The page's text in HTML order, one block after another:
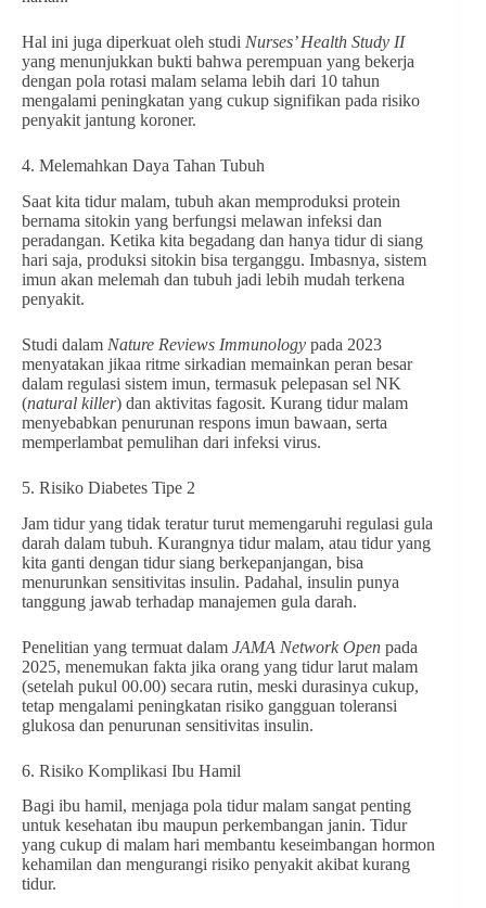
Hal ini juga diperkuat oleh studi Nurses’ Health Study II
yang menunjukkan bukti bahwa perempuan yang bekerja
dengan pola rotasi malam selama lebih dari 10 tahun
mengalami peningkatan yang cukup signifikan pada risiko
penyakit jantung koroner.
4. Melemahkan Daya Tahan Tubuh
Saat kita tidur malam, tubuh akan memproduksi protein
bernama sitokin yang berfungsi melawan infeksi dan
peradangan. Ketika kita begadang dan hanya tidur di siang
hari saja, produksi sitokin bisa terganggu. Imbasnya, sistem
imun akan melemah dan tubuh jadi lebih mudah terkena
penyakit.
Studi dalam Nature Reviews Immunology pada 2023
menyatakan jikaa ritme sirkadian memainkan peran besar
dalam regulasi sistem imun, termasuk pelepasan sel NK
(natural killer) dan aktivitas fagosit. Kurang tidur malam
menyebabkan penurunan respons imun bawaan, serta
memperlambat pemulihan dari infeksi virus.
5. Risiko Diabetes Tipe 2
Jam tidur yang tidak teratur turut memengaruhi regulasi gula
darah dalam tubuh. Kurangnya tidur malam, atau tidur yang
kita ganti dengan tidur siang berkepanjangan, bisa
menurunkan sensitivitas insulin. Padahal, insulin punya
tanggung jawab terhadap manajemen gula darah.
Penelitian yang termuat dalam JAMA Network Open pada
2025, menemukan fakta jika orang yang tidur larut malam
(setelah pukul 00.00) secara rutin, meski durasinya cukup,
tetap mengalami peningkatan risiko gangguan toleransi
glukosa dan penurunan sensitivitas insulin.
6. Risiko Komplikasi Ibu Hamil
Bagi ibu hamil, menjaga pola tidur malam sangat penting
untuk kesehatan ibu maupun perkembangan janin. Tidur
yang cukup di malam hari membantu keseimbangan hormon
kehamilan dan mengurangi risiko penyakit akibat kurang
tidur.